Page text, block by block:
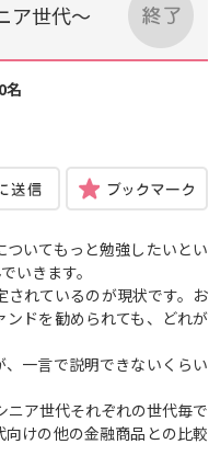
ア世代～
名
いてもっと勉強したいとい
いきます。
れているのが現状です。お
ドを勧められても、どれが
一言で説明できないくらい
ニア世代それぞれの世代毎で
けの他の金融商品との比較